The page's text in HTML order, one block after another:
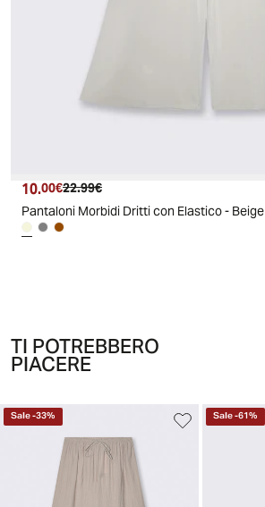
Prezzo attuale
10.00€ Prezzo originale
22.99€
Pantaloni Morbidi Dritti con Elastico - Beige
TI POTREBBERO
PIACERE
Sale-33% Sale-61%